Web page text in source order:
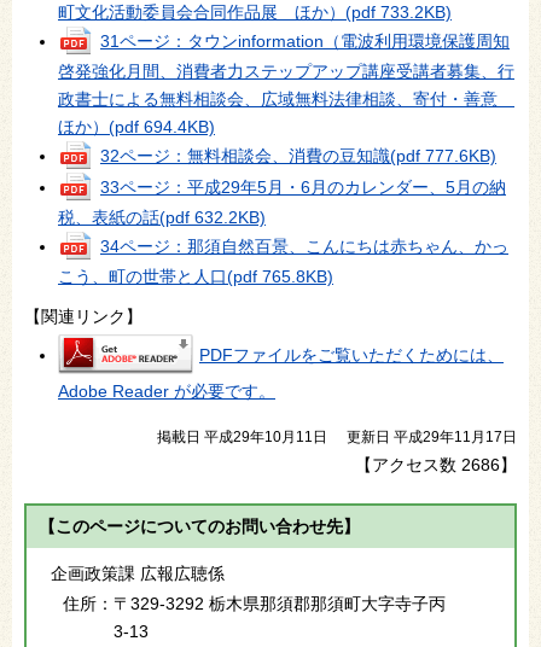
町文化活動委員会合同作品展 ほか） (pdf 733.2KB)
31ページ：タウンinformation（電波利用環境保護周知
啓発強化月間、消費者力ステップアップ講座受講者募集、行
政書士による無料相談会、広域無料法律相談、寄付・善意
ほか） (pdf 694.4KB)
32ページ：無料相談会、消費の豆知識(pdf 777.6KB)
33ページ：平成29年5月・6月のカレンダー、5月の納
税、表紙の話(pdf 632.2KB)
34ページ：那須自然百景、こんにちは赤ちゃん、かっ
こう、町の世帯と人口(pdf 765.8KB)
【関連リンク】
PDFファイルをご覧いただくためには、
Adobe Reader が必要です。
掲載日 平成29年10月11日 更新日 平成29年11月17日
【アクセス数 2686】
【このページについてのお問い合わせ先】
企画政策課 広報広聴係
住所： 〒329-3292 栃木県那須郡那須町大字寺子丙
3-13